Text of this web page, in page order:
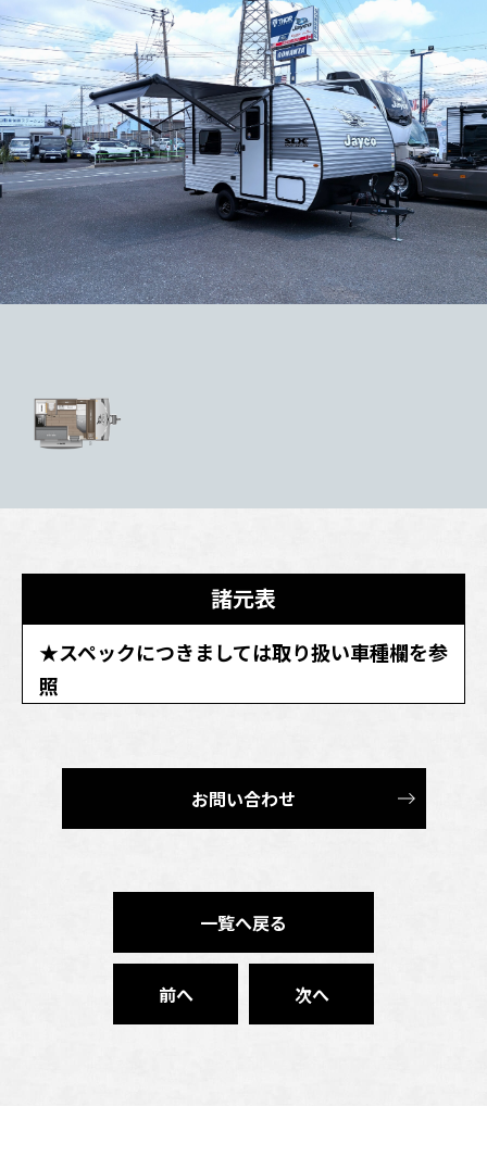
諸元表
★スペックにつきましては取り扱い車種欄を参
照
お問い合わせ
一覧へ戻る
前へ 次へ